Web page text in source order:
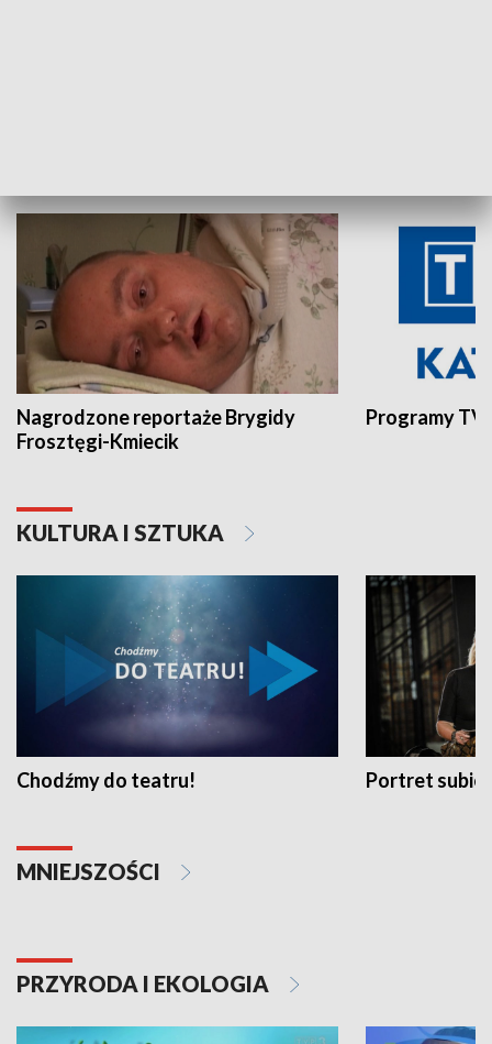
Nagrodzone reportaże Brygidy
Frosztęgi-Kmiecik
Programy
KULTURA I SZTUKA
Chodźmy do teatru! Portret
MNIEJSZOŚCI
PRZYRODA I EKOLOGIA